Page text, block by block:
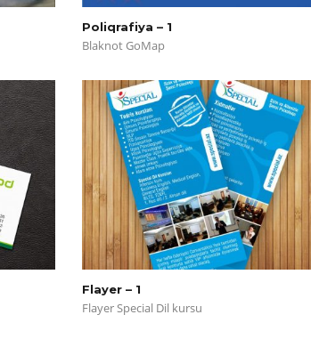
Poliqrafiya – 1
Blaknot GoMap
Flayer – 1
Flayer Special Dil kursu